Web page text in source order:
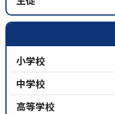
小学校
中学校
高等学校